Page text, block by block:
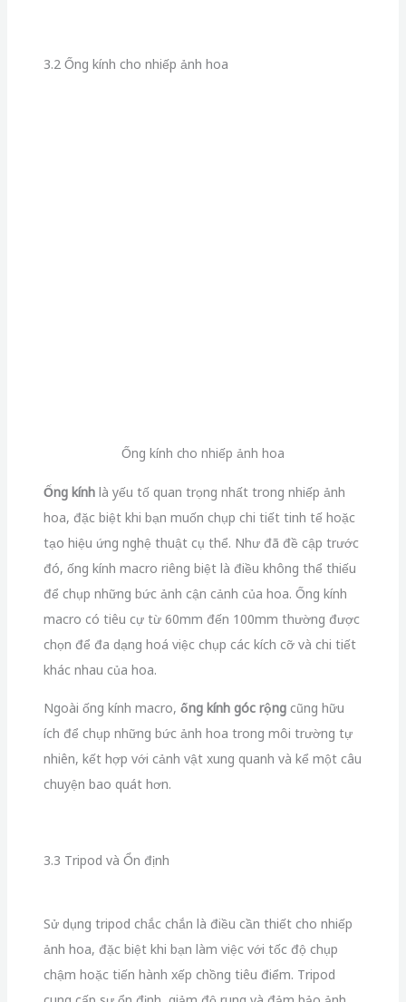
khác nhau của hoa.
Ngoài ống kính macro,ống kính góc rộng cũng hữu
ích để chụp những bức ảnh hoa trong môi trường tự
nhiên, kết hợp với cảnh vật xung quanh và kể một câu
chuyện bao quát hơn.
3.3 Tripod và Ổn định
Sử dụng tripod chắc chắn là điều cần thiết cho nhiếp
ảnh hoa, đặc biệt khi bạn làm việc với tốc độ chụp
chậm hoặc tiến hành xếp chồng tiêu điểm. Tripod
cung cấp sự ổn định, giảm độ rung và đảm bảo ảnh
Hãy chọn một tripod nhẹ và dễ dàng mang theo khi
chụp ảnh ngoài trời. Tìm kiếm các tính năng như các
một đầu bi cố định để điều chỉnh dễ dàng và chính
xác.